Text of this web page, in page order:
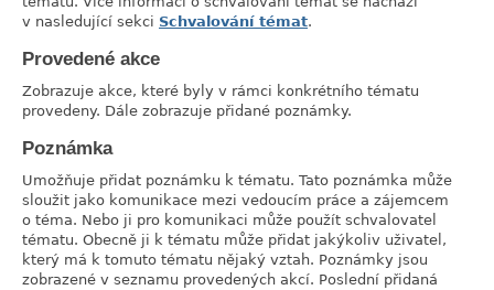
v nasledující sekci Schvalování témat.
Provedené akce
Zobrazuje akce, které byly v rámci konkrétního tématu
provedeny. Dále zobrazuje přidané poznámky.
Poznámka
Umožňuje přidat poznámku k tématu. Tato poznámka může
sloužit jako komunikace mezi vedoucím práce a zájemcem
o téma. Nebo ji pro komunikaci může použít schvalovatel
tématu. Obecně ji k tématu může přidat jakýkoliv uživatel,
který má k tomuto tématu nějaký vztah. Poznámky jsou
zobrazené v seznamu provedených akcí. Poslední přidaná